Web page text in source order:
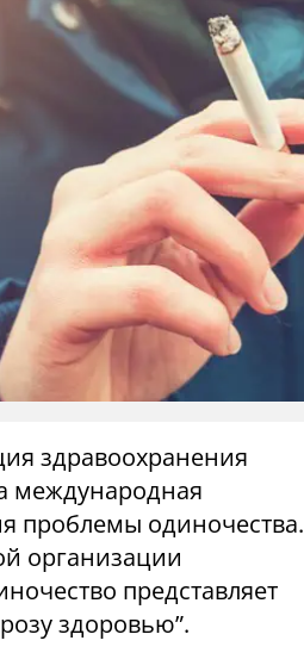
здравоохранения
международная
проблемы одиночества.
организации
представляет
здоровью”.